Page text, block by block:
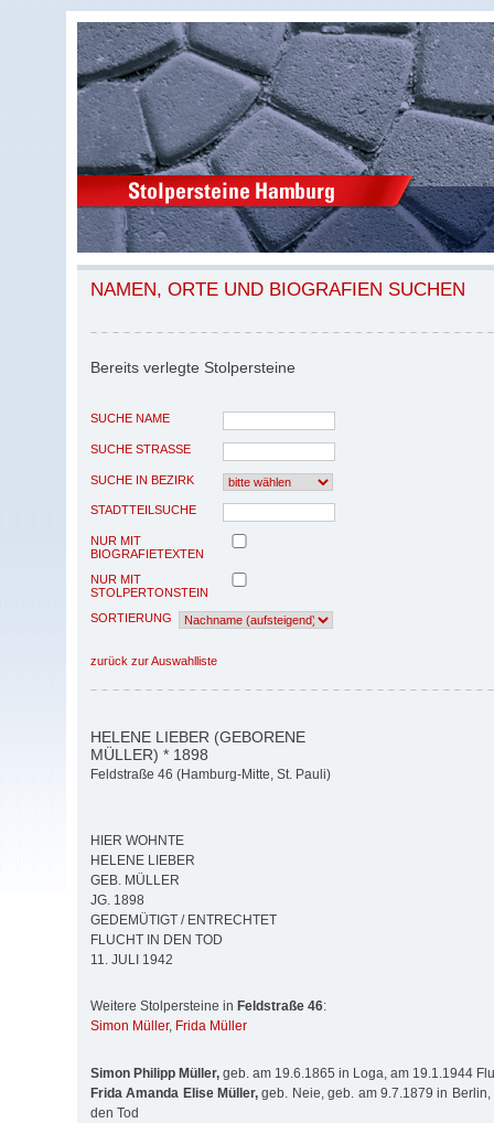
NAMEN, ORTE UND BIOGRAFIEN SUCHEN
Bereits verlegte Stolpersteine
SUCHE NAME
SUCHE STRASSE
SUCHE IN BEZIRK
STADTTEILSUCHE
NUR MIT
BIOGRAFIETEXTEN
NUR MIT
STOLPERTONSTEIN
SORTIERUNG
zurück zur Auswahlliste
HELENE LIEBER (GEBORENE
MÜLLER) * 1898
Feldstraße 46 (Hamburg-Mitte, St. Pauli)
HIER WOHNTE
HELENE LIEBER
GEB. MÜLLER
JG. 1898
GEDEMÜTIGT / ENTRECHTET
FLUCHT IN DEN TOD
11. JULI 1942
Weitere Stolpersteine in Feldstraße 46:
Simon Müller, Frida Müller
Simon Philipp Müller, geb. am 19.6.1865 in Loga, am 19.1.1944
Frida Amanda Elise Müller, geb. Neie, geb. am 9.7.1879 in
den Tod